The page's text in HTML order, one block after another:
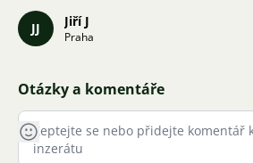
JJ Jiří J
Praha
Otázky a komentáře